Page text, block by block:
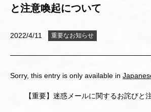
と注意喚起について
2022/4/11 重要なお知らせ
Sorry, this entry is only available in
【重要】迷惑メールに関するお詫びと